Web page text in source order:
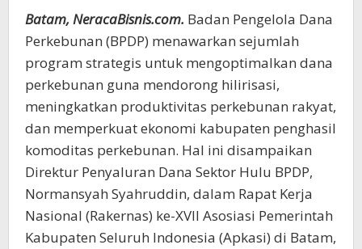
Rakyat
untuk
Penguatan
Ekonomi
Kabupaten
Batam, NeracaBisnis.com. Badan Pengelola Dana
Perkebunan (BPDP) menawarkan sejumlah
program strategis untuk mengoptimalkan dana
perkebunan guna mendorong hilirisasi,
meningkatkan produktivitas perkebunan rakyat,
dan memperkuat ekonomi kabupaten penghasil
komoditas perkebunan. Hal ini disampaikan
Direktur Penyaluran Dana Sektor Hulu BPDP,
Normansyah Syahruddin, dalam Rapat Kerja
Nasional (Rakernas) ke-XVII Asosiasi Pemerintah
Kabupaten Seluruh Indonesia (Apkasi) di Batam,